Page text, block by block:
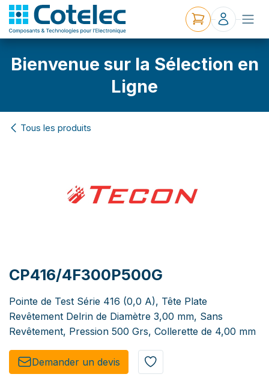
Bienvenue sur la Sélection en
Ligne
Tous les produits
CP416/4F300P500G
Pointe de Test Série 416 (0,0 A), Tête Plate
Revêtement Delrin de Diamètre 3,00 mm, Sans
Revêtement, Pression 500 Grs, Collerette de 4,00 mm
Demander un de​​vis​​